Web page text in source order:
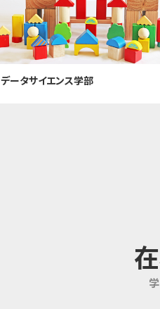
データサイエンス学部